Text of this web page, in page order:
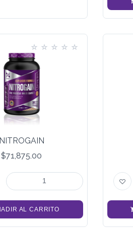
NITROGAIN
$71,875.00
AL CARRITO